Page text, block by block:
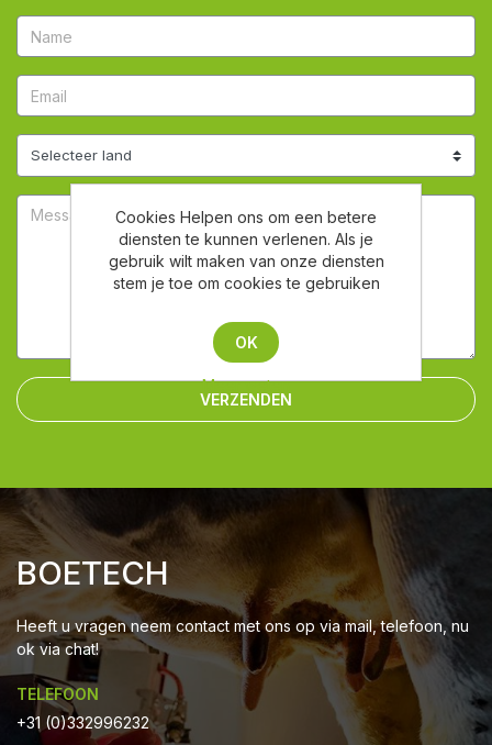
VERZENDEN
BOETECH
Heeft u vragen neem contact met ons op via mail, telefoon, nu
ok via chat!
TELEFOON
+31 (0)332996232
Cookies Helpen ons om een betere
diensten te kunnen verlenen. Als je
gebruik wilt maken van onze diensten
stem je toe om cookies te gebruiken
OK
Meer weten